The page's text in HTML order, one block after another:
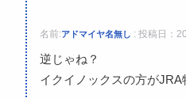
名前:アドマイヤ名無し : 投稿日：
逆じゃね？
イクイノックスの方がJRA